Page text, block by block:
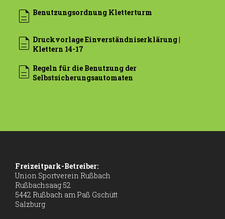
description Benutzungsordnung Kletterturm
description Druckvorlage Einverständniserklärung |
Klettern 14-17
description Regeln für die Benutzung der
Selbst­sicherungs­automaten
Freizeitpark-Betreiber:
Union Sportverein Rußbach
Rußbachsaag 52
5442 Rußbach am Paß Gschütt
Salzburg